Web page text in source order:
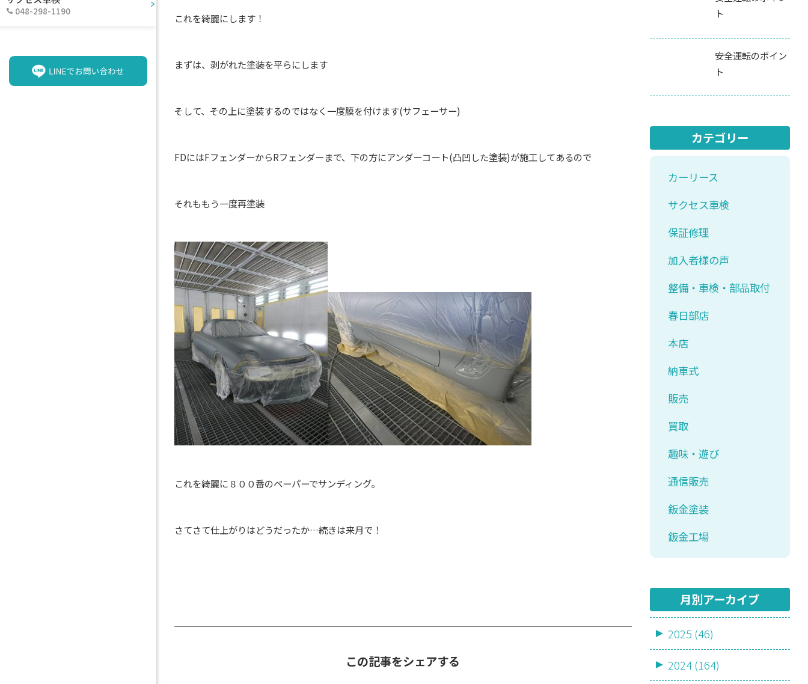
048-298-1190
これを綺麗にします！
まずは、剥がれた塗装を平らにします
そして、その上に塗装するのではなく一度膜を付けます(サフェーサー)
FDにはFフェンダーからRフェンダーまで、下の方にアンダーコート(凸凹した塗装)が施工してあるので
それももう一度再塗装
これを綺麗に８００番のペーパーでサンディング。
さてさて仕上がりはどうだったか…続きは来月で！
この記事をシェアする
ト
安全運転のポイン
ト
カテゴリー
カーリース
サクセス車検
保証修理
加入者様の声
整備・車検・部品取付
春日部店
本店
納車式
販売
買取
趣味・遊び
通信販売
鈑金塗装
鈑金工場
月別アーカイブ
2025 (46)
2024 (164)